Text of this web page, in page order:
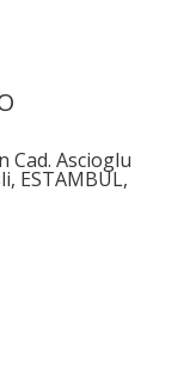
Cad. Ascioglu
ESTAMBUL,